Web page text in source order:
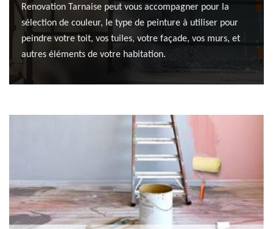
Renovation Tarnaise peut vous accompagner pour la
sélection de couleur, le type de peinture à utiliser pour
peindre votre toit, vos tuiles, votre façade, vos murs, et
autres éléments de votre habitation.